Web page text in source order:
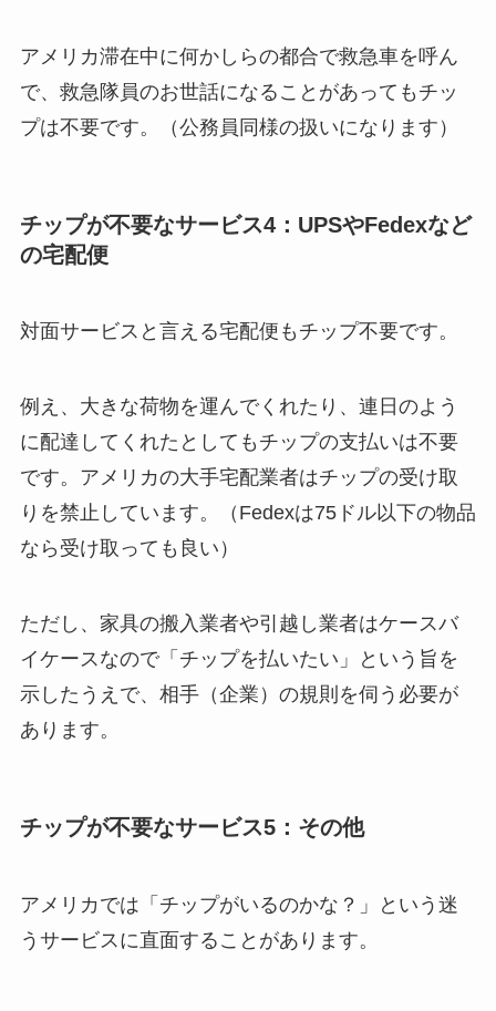
アメリカ滞在中に何かしらの都合で救急車を呼ん
で、救急隊員のお世話になることがあってもチッ
プは不要です。（公務員同様の扱いになります）
チップが不要なサービス4：UPSやFedexなど
の宅配便
対面サービスと言える宅配便もチップ不要です。
例え、大きな荷物を運んでくれたり、連日のよう
に配達してくれたとしてもチップの支払いは不要
です。アメリカの大手宅配業者はチップの受け取
りを禁止しています。（Fedexは75ドル以下の物品
なら受け取っても良い）
ただし、家具の搬入業者や引越し業者はケースバ
イケースなので「チップを払いたい」という旨を
示したうえで、相手（企業）の規則を伺う必要が
あります。
チップが不要なサービス5：その他
アメリカでは「チップがいるのかな？」という迷
うサービスに直面することがあります。